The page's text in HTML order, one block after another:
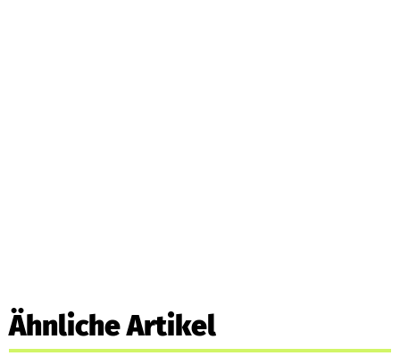
Ähnliche Artikel